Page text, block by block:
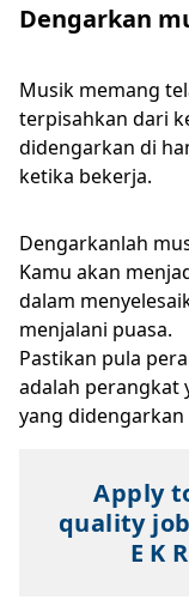
Dengarkan
Musik memang
terpisahkan dari
didengarkan di
ketika bekerja.
Dengarkanlah
Kamu akan
dalam
menjalani puasa.
Pastikan pula
adalah perangkat
yang
Apply
quality
E K